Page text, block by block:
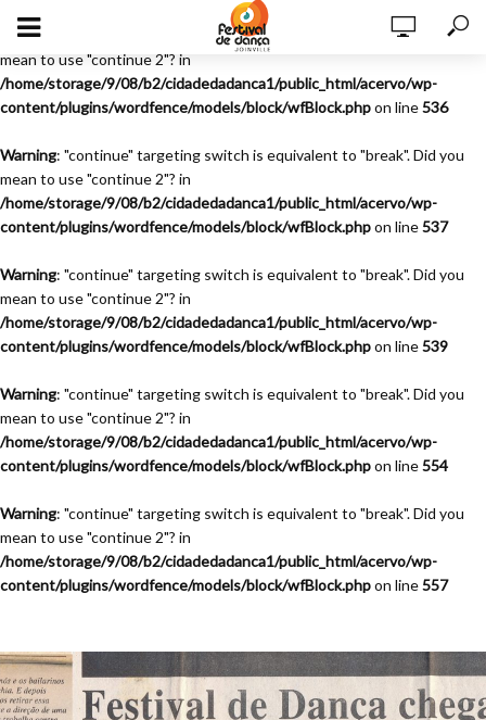
Warning
: "continue" targeting switch is equivalent to "break". Did you
mean to use "continue 2"? in
/home/storage/9/08/b2/cidadedadanca1/public_html/acervo/wp-
content/plugins/wordfence/models/block/wfBlock.phpon line536
Warning: "continue" targeting switch is equivalent to "break". Did you
mean to use "continue 2"? in
/home/storage/9/08/b2/cidadedadanca1/public_html/acervo/wp-
content/plugins/wordfence/models/block/wfBlock.phpon line537
Warning: "continue" targeting switch is equivalent to "break". Did you
mean to use "continue 2"? in
/home/storage/9/08/b2/cidadedadanca1/public_html/acervo/wp-
content/plugins/wordfence/models/block/wfBlock.phpon line539
Warning: "continue" targeting switch is equivalent to "break". Did you
mean to use "continue 2"? in
/home/storage/9/08/b2/cidadedadanca1/public_html/acervo/wp-
content/plugins/wordfence/models/block/wfBlock.phpon line554
Warning: "continue" targeting switch is equivalent to "break". Did you
mean to use "continue 2"? in
/home/storage/9/08/b2/cidadedadanca1/public_html/acervo/wp-
content/plugins/wordfence/models/block/wfBlock.phpon line557
Festival de Dança de Joinville - 13a. Edição - 1995